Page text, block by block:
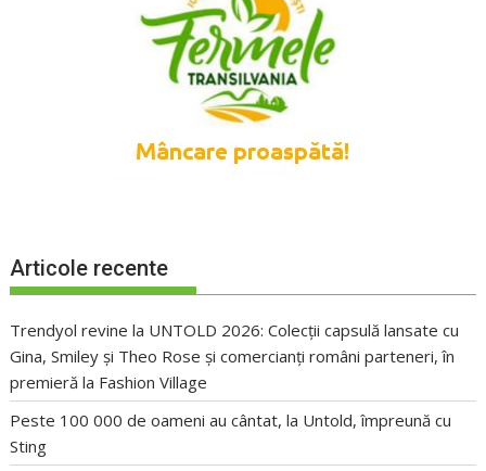
Articole recente
Trendyol revine la UNTOLD 2026: Colecții capsulă lansate cu
Gina, Smiley și Theo Rose și comercianți români parteneri, în
premieră la Fashion Village
Peste 100 000 de oameni au cântat, la Untold, împreună cu
Sting